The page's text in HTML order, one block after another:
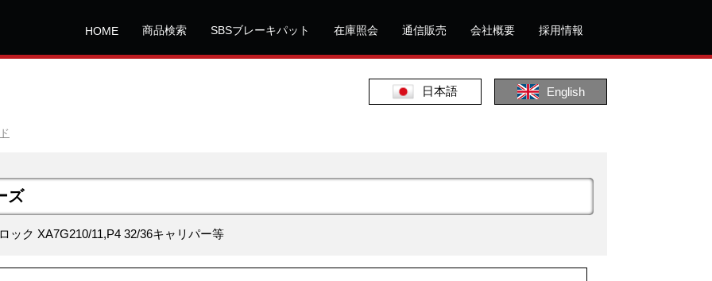
HOME 商品検索 SBSブレーキパット 在庫照会 通信販売 会社概要 採用情報
日本語 English
ズ
ック XA7G210/11,P4 32/36キャリパー等